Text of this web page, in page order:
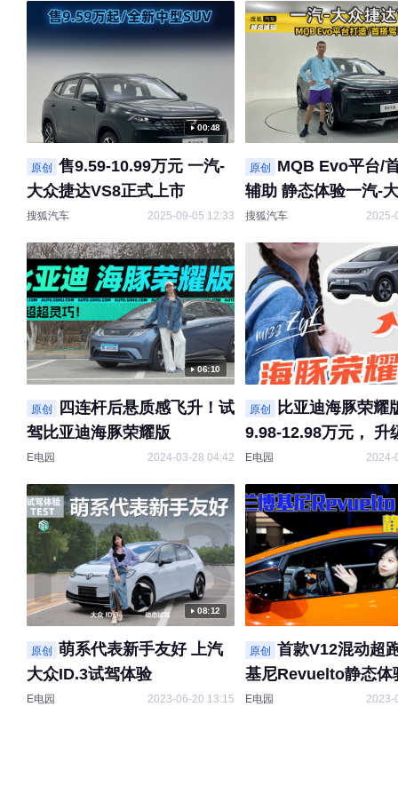
00:48
原创
售9.59-10.99万元 一汽-
大众捷达VS8正式上市
搜狐汽车 2025-09-05 12:33
原创
MQB Evo平台/
辅助 静态体验一汽-
VS8
搜狐汽车 2025-
06:10
原创
四连杆后悬质感飞升！试
驾比亚迪海豚荣耀版
E电园 2024-03-28 04:42
原创
比亚迪海豚荣耀
9.98-12.98万元， 升
四连杆独立悬架，就
谁还记得买高尔夫啊
E电园 2024-
08:12
原创
萌系代表新手友好 上汽
大众ID.3试驾体验
E电园 2023-06-20 13:15
原创
首款V12混动超
基尼Revuelto静态体
E电园 2023-